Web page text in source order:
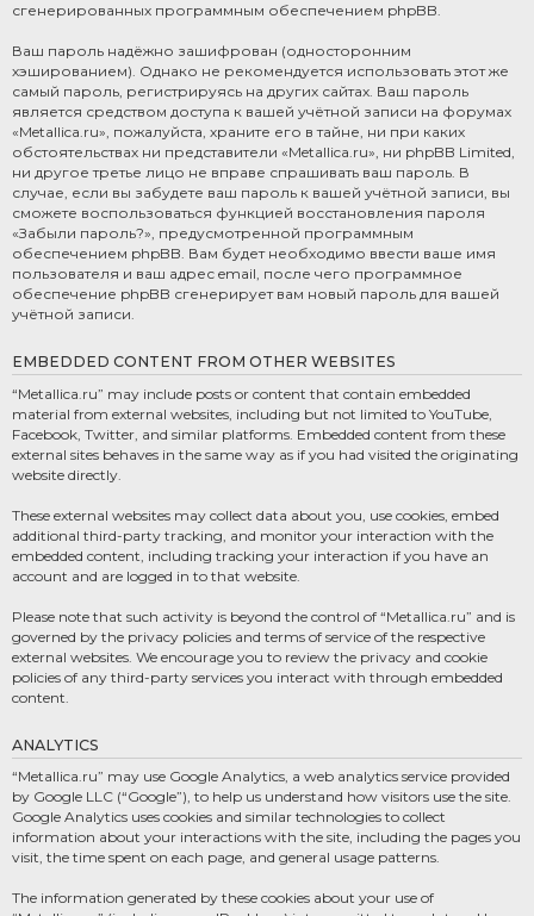
сгенерированных программным обеспечением phpBB.
Ваш пароль надёжно зашифрован (односторонним
хэшированием). Однако не рекомендуется использовать этот же
самый пароль, регистрируясь на других сайтах. Ваш пароль
является средством доступа к вашей учётной записи на форумах
«Metallica.ru», пожалуйста, храните его в тайне, ни при каких
обстоятельствах ни представители «Metallica.ru», ни phpBB Limited,
ни другое третье лицо не вправе спрашивать ваш пароль. В
случае, если вы забудете ваш пароль к вашей учётной записи, вы
сможете воспользоваться функцией восстановления пароля
«Забыли пароль?», предусмотренной программным
обеспечением phpBB. Вам будет необходимо ввести ваше имя
пользователя и ваш адрес email, после чего программное
обеспечение phpBB сгенерирует вам новый пароль для вашей
учётной записи.
EMBEDDED CONTENT FROM OTHER WEBSITES
“Metallica.ru” may include posts or content that contain embedded
material from external websites, including but not limited to YouTube,
Facebook, Twitter, and similar platforms. Embedded content from these
external sites behaves in the same way as if you had visited the originating
website directly.
These external websites may collect data about you, use cookies, embed
additional third-party tracking, and monitor your interaction with the
embedded content, including tracking your interaction if you have an
account and are logged in to that website.
Please note that such activity is beyond the control of “Metallica.ru” and is
governed by the privacy policies and terms of service of the respective
external websites. We encourage you to review the privacy and cookie
policies of any third-party services you interact with through embedded
content.
ANALYTICS
“Metallica.ru” may use Google Analytics, a web analytics service provided
by Google LLC (“Google”), to help us understand how visitors use the site.
Google Analytics uses cookies and similar technologies to collect
information about your interactions with the site, including the pages you
visit, the time spent on each page, and general usage patterns.
The information generated by these cookies about your use of